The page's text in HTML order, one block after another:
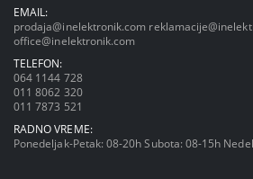
EMAIL:
prodaja@inelektronik.com
office@inelektronik.com
TELEFON:
064 1144 728
011 8062 320
011 7873 521
RADNO VREME:
Ponedeljak-Petak: 08-20h Subota: 08-15h